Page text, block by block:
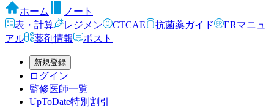
ホーム
ノート
表・計算
レジメン CTCAE 抗菌薬ガイド
ERマニュ
アル
薬剤情報 ポスト
新規登録
ログイン
監修医師一覧
UpToDate特別割引